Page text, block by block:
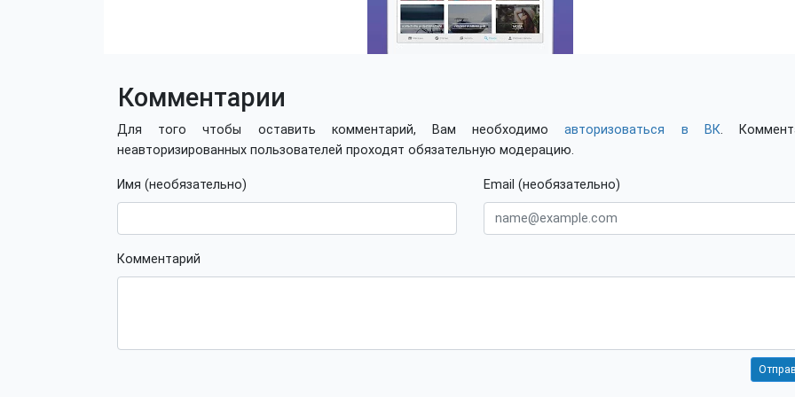
Комментарии
Для того чтобы оставить комментарий, Вам необходимоавторизоваться в ВК.
неавторизированных пользователей проходят обязательную модерацию.
Имя (необязательно) Email (необязательно)
Комментарий